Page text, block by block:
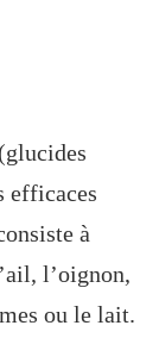
efficaces
à
l’oignon,
ou le lait.